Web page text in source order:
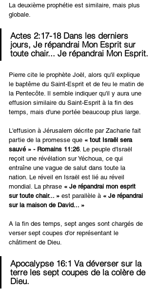
La deuxième prophétie est similaire, mais plus
globale.
Actes 2:17-18 Dans les derniers
jours, Je répandrai Mon Esprit sur
toute chair... Je répandrai Mon Esprit.
Pierre cite le prophète Joël, alors qu'il explique
le baptême du Saint-Esprit et de feu le matin de
la Pentecôte. Il semble indiquer qu'il y aura une
effusion similaire du Saint-Esprit à la fin des
temps, mais d'une portée beaucoup plus large.
L'effusion à Jérusalem décrite par Zacharie fait
partie de la promesse que « tout Israël sera
sauvé » - Romains 11:26. Le peuple d'Israël
reçoit une révélation sur Yéchoua, ce qui
entraîne une vague de salut dans toute la
nation. Le réveil en Israël est lié au réveil
mondial. La phrase « Je répandrai mon esprit
sur toute chair... » est parallèle à « Je répandrai
sur la maison de David... »
A la fin des temps, sept anges sont chargés de
verser sept coupes d'or représentant le
châtiment de Dieu.
Apocalypse 16:1 Va déverser sur la
terre les sept coupes de la colère de
Dieu.